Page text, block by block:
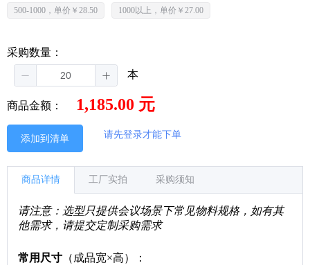
500-1000，单价￥28.50 1000以上，单价￥27.00
采购数量：
本
商品金额： 1,185.00 元
添加到清单 请先登录才能下单
请注意：选型只提供会议场景下常见物料规格，如有其
他需求，请提交定制采购需求
常用尺寸 （成品宽×高）：
商品详情 工厂实拍 采购须知